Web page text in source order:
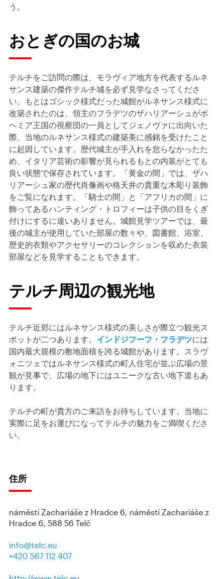
う。
おとぎの国のお城
テルチをご訪問の際は、モラヴィア地方を代表するルネ
サンス建築の傑作テルチ城を必ず見学なさってくださ
い。もとはゴシック様式だった城館がルネサンス様式に
改築されたのは、領主のフラデツのザハリアーシュがボ
ヘミア王国の視察団の一員としてジェノヴァに出向いた
際、当地のルネサンス様式の建築美に感銘を受けたこと
に起因しています。歴代城主が手入れを怠らなかったた
め、イタリア芸術の影響が見られるもとの内装がとても
良い状態で保存されています。「黄金の間」では、ザハ
リアーシュ家の歴代肖像画や格天井の貴重な木彫り装飾
をご覧になれます。「騎士の間」と「アフリカの間」に
飾ってあるハンティング・トロフィーは子供の目をくぎ
付けにするに違いありません。城館見学ツアーでは、最
後の城主が使用していた部屋の数々や、図書館、浴室、
歴史的衣類やアクセサリーのコレクションを収めた衣装
部屋などを見学することもできます。
テルチ周辺の観光地
テルチ近郊にはルネサンス様式の美しさが際立つ観光ス
ポットが二つあります。 インドジフーフ・フラデツには
国内最大規模の敷地面積を誇る城館があります。スラヴ
ォニツェではルネサンス様式の町人住宅が並ぶ広場の景
観が見事で、広場の地下にはユニークな古い地下道もあ
ります。
テルチの町が貴方のご来訪をお待ちしています。当地に
実際に足をお運びになってテルチの魅力をご満喫くださ
い。
住所
náměstí Zachariáše z Hradce 6, náměstí Zachariáše z
Hradce 6, 588 56 Telč
info@telc.eu
+420 567 112 407